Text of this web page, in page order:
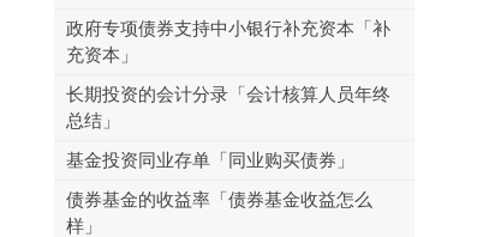
政府专项债券支持中小银行补充资本「补
充资本」
长期投资的会计分录「会计核算人员年终
总结」
基金投资同业存单「同业购买债券」
债券基金的收益率「债券基金收益怎么
样」